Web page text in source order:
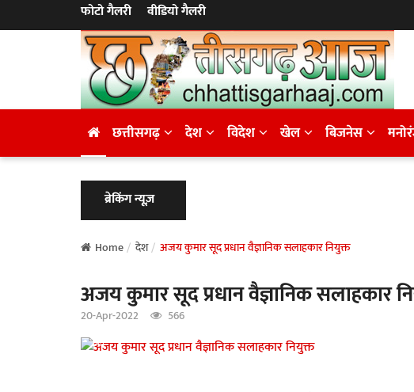
फोटो गैलरी वीडियो गैलरी
छत्तीसगढ़ देश विदेश खेल बिजनेस
ब्रेकिंग न्यूज़
Home देश अजय कुमार सूद प्रधान वैज्ञानिक सलाहकार नियुक्त
अजय कुमार सूद प्रधान वैज्ञानिक सलाहकार
20-Apr-2022 566